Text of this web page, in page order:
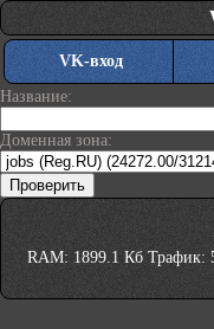
VK-вход
Название:
Доменная зона:
RAM: 1899.1 Кб Трафик: